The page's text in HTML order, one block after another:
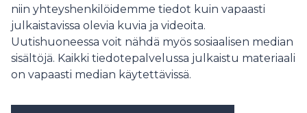
niin yhteyshenkilöidemme tiedot kuin vapaasti
julkaistavissa olevia kuvia ja videoita.
Uutishuoneessa voit nähdä myös sosiaalisen median
sisältöjä. Kaikki tiedotepalvelussa julkaistu materiaali
on vapaasti median käytettävissä.